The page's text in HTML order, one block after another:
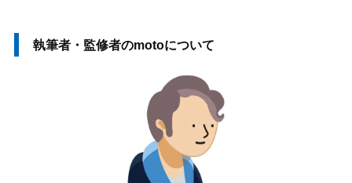
執筆者・監修者のmotoについて